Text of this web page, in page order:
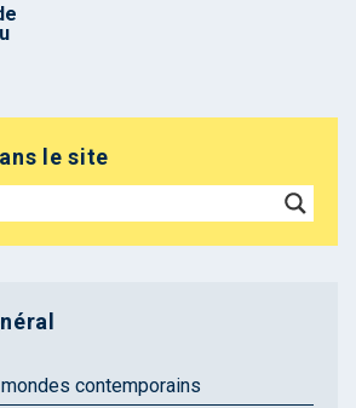
le site
contemporains